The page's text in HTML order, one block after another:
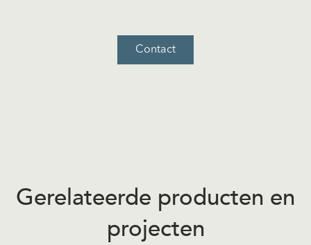
Contact
Gerelateerde producten en
projecten